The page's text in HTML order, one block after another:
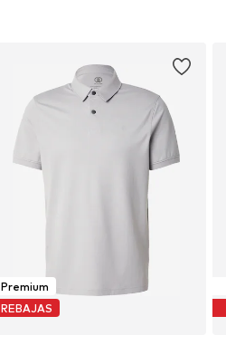
Premium
REBAJAS